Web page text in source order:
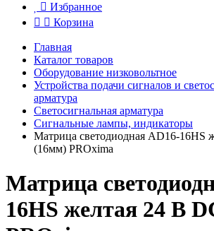
Избранное
Корзина
Главная
Каталог товаров
Оборудование низковольтное
Устройства подачи сигналов и
арматура
Светосигнальная арматура
Сигнальные лампы, индикаторы
Матрица светодиодная AD16-16HS
(16мм) PROxima
Матрица
16HS желтая 24 В